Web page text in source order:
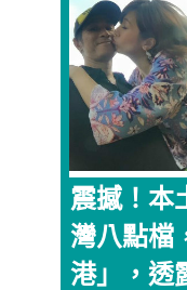
震撼！本
灣八點檔
港」，透